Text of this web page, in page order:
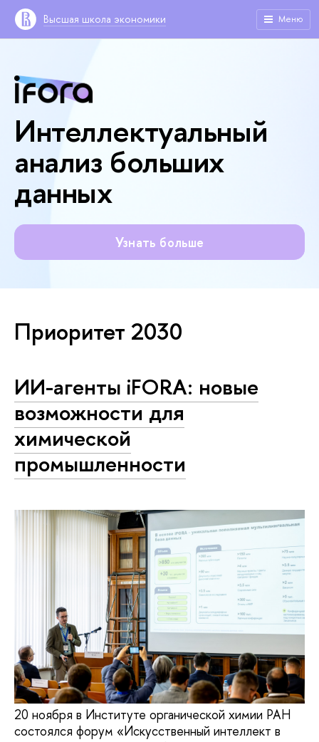
Высшая школа экономики Меню
Интеллектуальный
анализ больших
данных
Узнать больше
Приоритет 2030
ИИ-агенты iFORA: новые
возможности для
химической
промышленности
20 ноября в Институте органической химии РАН
состоялся форум «Искусственный интеллект в